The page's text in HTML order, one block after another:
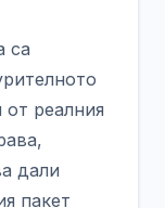
са
от реалния
дали
пакет